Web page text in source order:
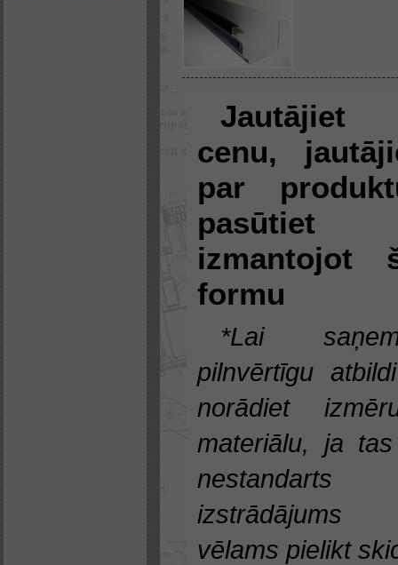
Jautājiet
cenu,
par
pasūtiet
izmantojot
formu
*Lai
pilnvērtīgu
norādiet
materiālu, ja
nestandarts
vēlams pielikt